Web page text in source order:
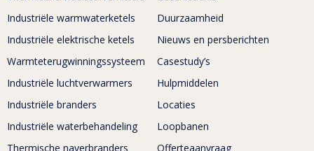
Industriële warmwaterketels
Industriële elektrische ketels
Warmteterugwinningssysteem
Industriële luchtverwarmers
Industriële branders
Industriële waterbehandeling
Thermische naverbranders
Duurzaamheid
Nieuws en persberichten
Casestudy’s
Hulpmiddelen
Locaties
Loopbanen
Offerteaanvraag